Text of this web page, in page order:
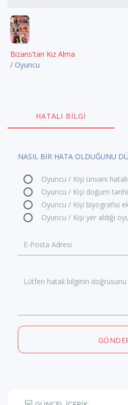
Bizans'tan Kız Alma
/ Oyuncu
HATALI BILGI
NASIL BİR HATA OLDUĞUNU
Oyuncu / Kişi ünvanı hatalı
Oyuncu / Kişi doğum tarihi
Oyuncu / Kişi biyografisi
Oyuncu / Kişi yer aldığı
E-Posta Adresi
Lütfen hatalı bilginin doğrusunu